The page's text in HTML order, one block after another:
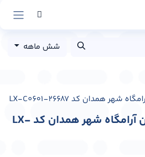
شش ماهه
لایت باکس میدان آرامگاه شهر همدان کد LX-